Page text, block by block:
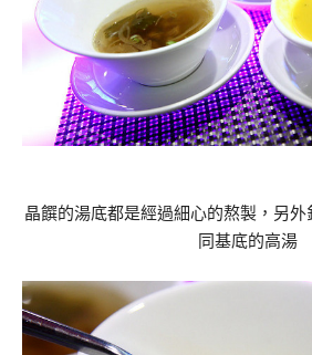
晶饌的湯底都是經過細心的熬製，另
同基底的高湯